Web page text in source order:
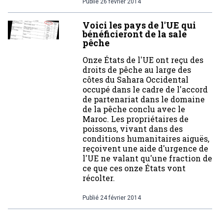
Publié 26 février 2014
Voici les pays de l'UE qui
bénéficieront de la sale
pêche
Onze États de l'UE ont reçu des
droits de pêche au large des
côtes du Sahara Occidental
occupé dans le cadre de l'accord
de partenariat dans le domaine
de la pêche conclu avec le
Maroc. Les propriétaires de
poissons, vivant dans des
conditions humanitaires aiguës,
reçoivent une aide d'urgence de
l'UE ne valant qu'une fraction de
ce que ces onze États vont
récolter.
Publié 24 février 2014